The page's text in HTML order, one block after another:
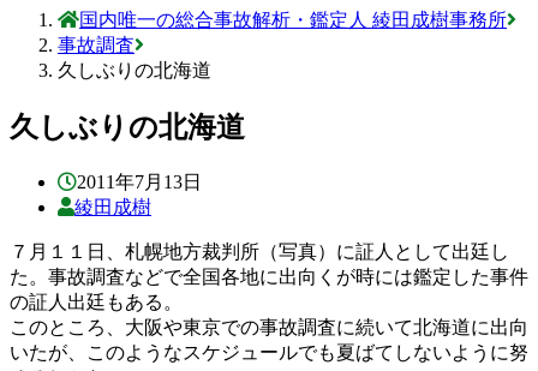
国内唯一の総合事故解析・鑑定人 綾田成樹事務所
事故調査
久しぶりの北海道
久しぶりの北海道
2011年7月13日
綾田成樹
７月１１日、札幌地方裁判所（写真）に証人として出廷し
た。事故調査などで全国各地に出向くが時には鑑定した事件
の証人出廷もある。
このところ、大阪や東京での事故調査に続いて北海道に出向
いたが、このようなスケジュールでも夏ばてしないように努